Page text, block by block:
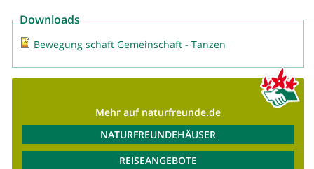
Downloads
Bewegung schaft Gemeinschaft - Tanzen
Mehr auf naturfreunde.de
NATURFREUNDEHÄUSER
REISEANGEBOTE